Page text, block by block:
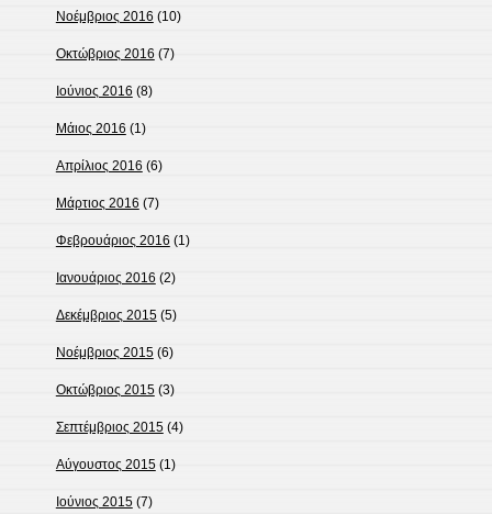
Νοέμβριος 2016 (10)
Οκτώβριος 2016(7)
Ιούνιος 2016 (8)
Μάιος 2016 (1)
Απρίλιος 2016 (6)
Μάρτιος 2016 (7)
Φεβρουάριος 2016 (1)
Ιανουάριος 2016 (2)
Δεκέμβριος 2015(5)
Νοέμβριος 2015(6)
Οκτώβριος 2015(3)
Σεπτέμβριος 2015(4)
Αύγουστος 2015(1)
Ιούνιος 2015(7)